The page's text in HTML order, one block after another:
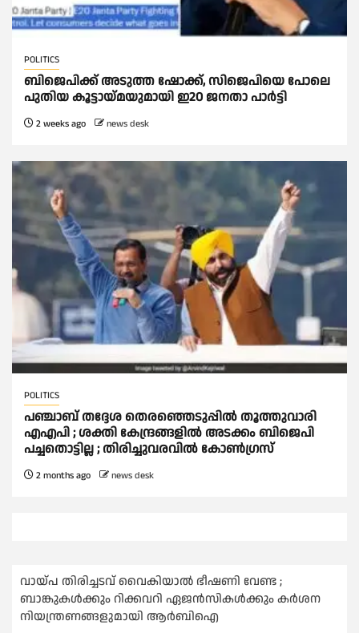
POLITICS
ബിജെപിക്ക് അടുത്ത ഷോക്ക്, സിജെപിയെ പോലെ
പുതിയ കൂട്ടായ്മയുമായി ഇ20 ജനതാ പാര്‍ട്ടി
2 weeks ago news desk
POLITICS
പഞ്ചാബ് തദ്ദേശ തെരഞ്ഞെടുപ്പില്‍ തൂത്തുവാരി
എഎപി ; ശക്തി കേന്ദ്രങ്ങളില്‍ അടക്കം ബിജെപി
പച്ചതൊട്ടില്ല ; തിരിച്ചുവരവില്‍ കോണ്‍ഗ്രസ്‌
2 months ago news desk
വായ്പ തിരിച്ചടവ് വൈകിയാല്‍ ഭീഷണി വേണ്ട ;
ബാങ്കുകള്‍ക്കും റിക്കവറി ഏജൻസികള്‍ക്കും കര്‍ശന
നിയന്ത്രണങ്ങളുമായി ആര്‍ബിഐ